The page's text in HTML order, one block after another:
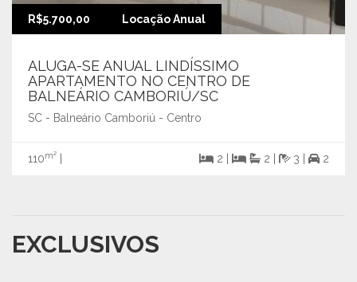
R$5.700,00 Locação Anual
ALUGA-SE ANUAL LINDÍSSIMO
APARTAMENTO NO CENTRO DE
BALNEÁRIO CAMBORIÚ/SC
SC - Balneário Camboriú - Centro
110m² 2 | 2 | 3 | 2
EXCLUSIVOS